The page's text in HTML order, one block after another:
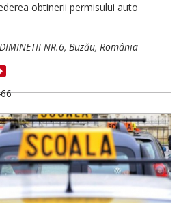
obtinerii permisului auto
NR.6, Buzău, România